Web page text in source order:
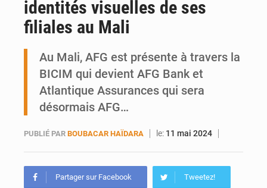
identités visuelles de ses
filiales au Mali
Au Mali, AFG est présente à travers la
BICIM qui devient AFG Bank et
Atlantique Assurances qui sera
désormais AFG…
PUBLIÉ PAR BOUBACAR HAÏDARA le: 11 mai 2024
Partager sur Facebook Tweetez!